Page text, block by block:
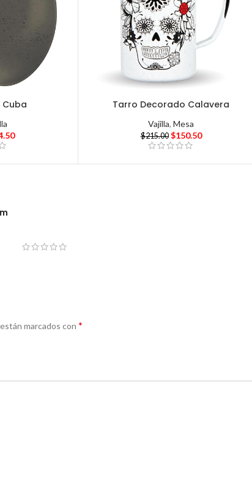
Cuba Tarro Decorado Calavera
Vajilla,Mesa
$215.00 $150.50
marcados con *